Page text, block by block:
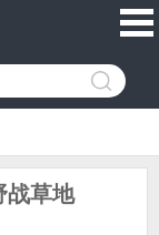
战草地